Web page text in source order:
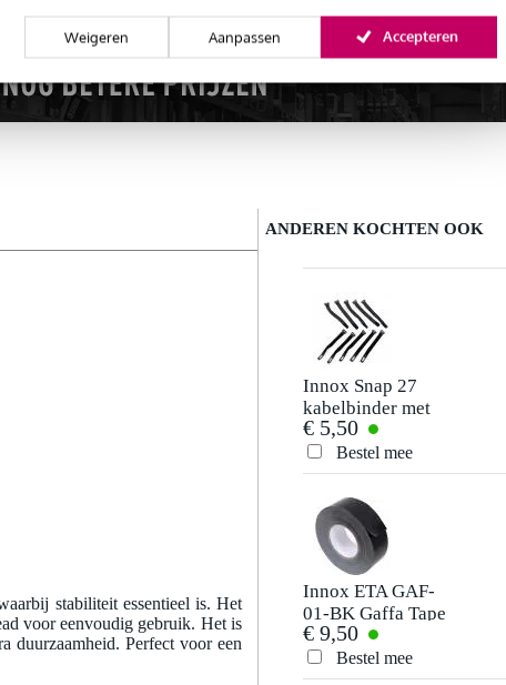
Weigeren Aanpassen Accepteren
stabiliteit essentieel is. Het
voor eenvoudig gebruik. Het is
duurzaamheid. Perfect voor een
Schrijf zelf een review
Je naam
Je beoordeling
Je ervaring
Verstuur
Er zijn nog geen reviews voor
ANDEREN KOCHTEN OOK
Innox Snap 27
kabelbinder met
klittenband smal
zwart (10 stuks)
€ 5,50
Bestel mee
Innox ETA GAF-
01-BK Gaffa Tape
50 mm x 50 m
zwart
€ 9,50
Bestel mee